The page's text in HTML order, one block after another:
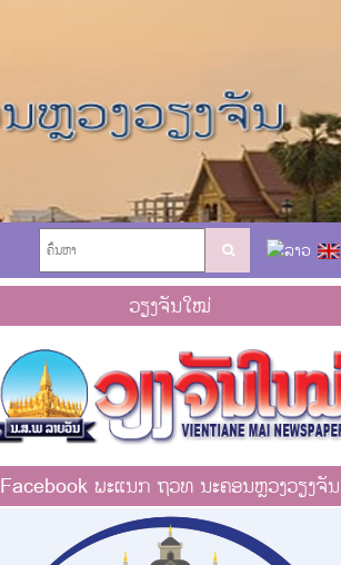
ວຽງຈັນໃໝ່
Facebook ພະແນກ ຖວທ ນະຄອນຫຼວງວຽງຈັນ